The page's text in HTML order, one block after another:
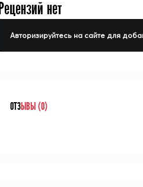
Рецензий нет
Авторизируйтесь на сайте для
ОТЗЫВЫ (0)